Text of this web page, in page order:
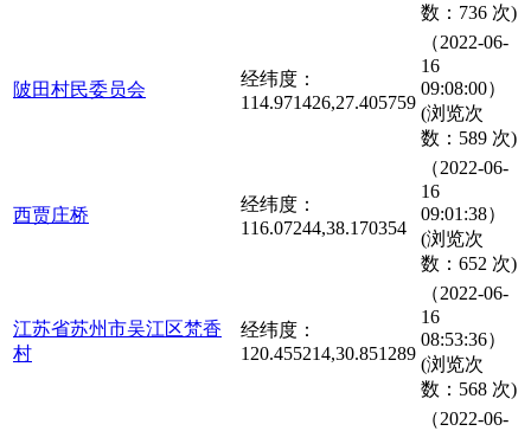
数：736 次)
陂田村民委员会
经纬度：
114.971426,27.405759
（2022-06-
16
09:08:00）
(浏览次
数：589 次)
西贾庄桥
经纬度：
116.07244,38.170354
（2022-06-
16
09:01:38）
(浏览次
数：652 次)
江苏省苏州市吴江区梵香
村
经纬度：
120.455214,30.851289
（2022-06-
16
08:53:36）
(浏览次
数：568 次)
（2022-06-